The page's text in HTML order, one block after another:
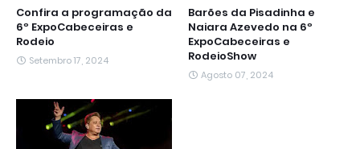
Confira a programação da
6º ExpoCabeceiras e
Rodeio
Setembro 17, 2024
Barões da Pisadinha e
Naiara Azevedo na 6º
ExpoCabeceiras e
RodeioShow
Agosto 07, 2024